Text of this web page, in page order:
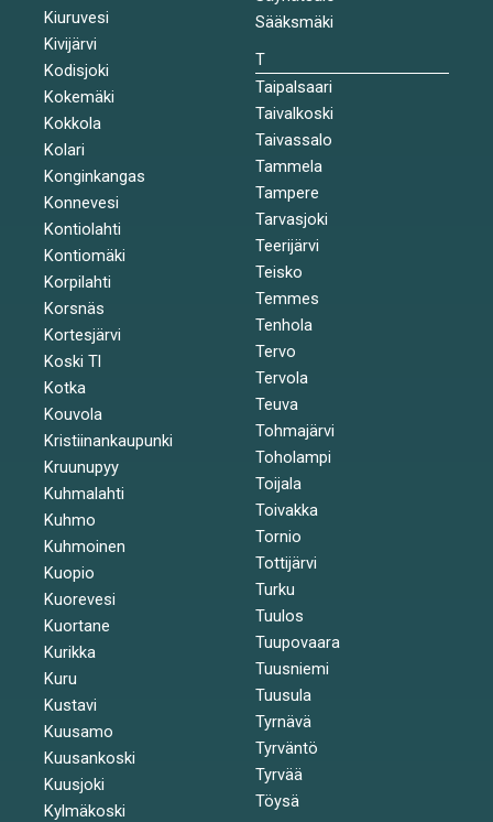
Kiuruvesi
Kivijärvi
Kodisjoki
Kokemäki
Kokkola
Kolari
Konginkangas
Konnevesi
Kontiolahti
Kontiomäki
Korpilahti
Korsnäs
Kortesjärvi
Koski Tl
Kotka
Kouvola
Kristiinankaupunki
Kruunupyy
Kuhmalahti
Kuhmo
Kuhmoinen
Kuopio
Kuorevesi
Kuortane
Kurikka
Kuru
Kustavi
Kuusamo
Kuusankoski
Kuusjoki
Kylmäkoski
Sääksmäki
T
Taipalsaari
Taivalkoski
Taivassalo
Tammela
Tampere
Tarvasjoki
Teerijärvi
Teisko
Temmes
Tenhola
Tervo
Tervola
Teuva
Tohmajärvi
Toholampi
Toijala
Toivakka
Tornio
Tottijärvi
Turku
Tuulos
Tuupovaara
Tuusniemi
Tuusula
Tyrnävä
Tyrväntö
Tyrvää
Töysä